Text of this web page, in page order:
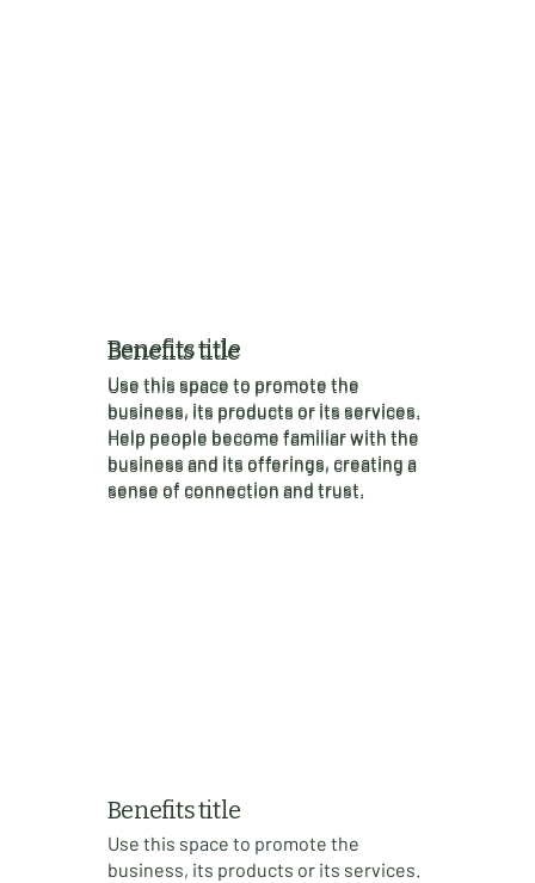
Benefits title
Use this space to promote the
business, its products or its services.
Help people become familiar with the
business and its offerings, creating a
sense of connection and trust.
Benefits title
Use this space to promote the
business, its products or its services.
Help people become familiar with the
business and its offerings, creating a
sense of connection and trust.
Benefits title
Use this space to promote the
business, its products or its services.